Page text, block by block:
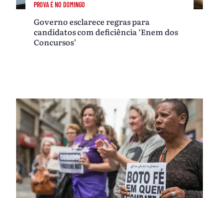
PROVA É NO DOMINGO
Governo esclarece regras para
candidatos com deficiência ‘Enem dos
Concursos’